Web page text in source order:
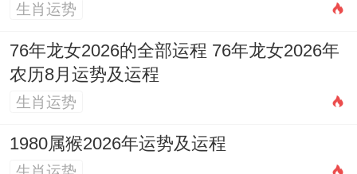
法回避，可安放祥安阁瑞兽迎祥摆件，借貔
貅汉白玉之肃杀气镇守五黄，而西北方病符
势能抵御晦气侵扰。
生肖运势
76年龙女2026的全部运程 76年龙女2026年
农历8月运势及运程
生肖运势
1980属猴2026年运势及运程